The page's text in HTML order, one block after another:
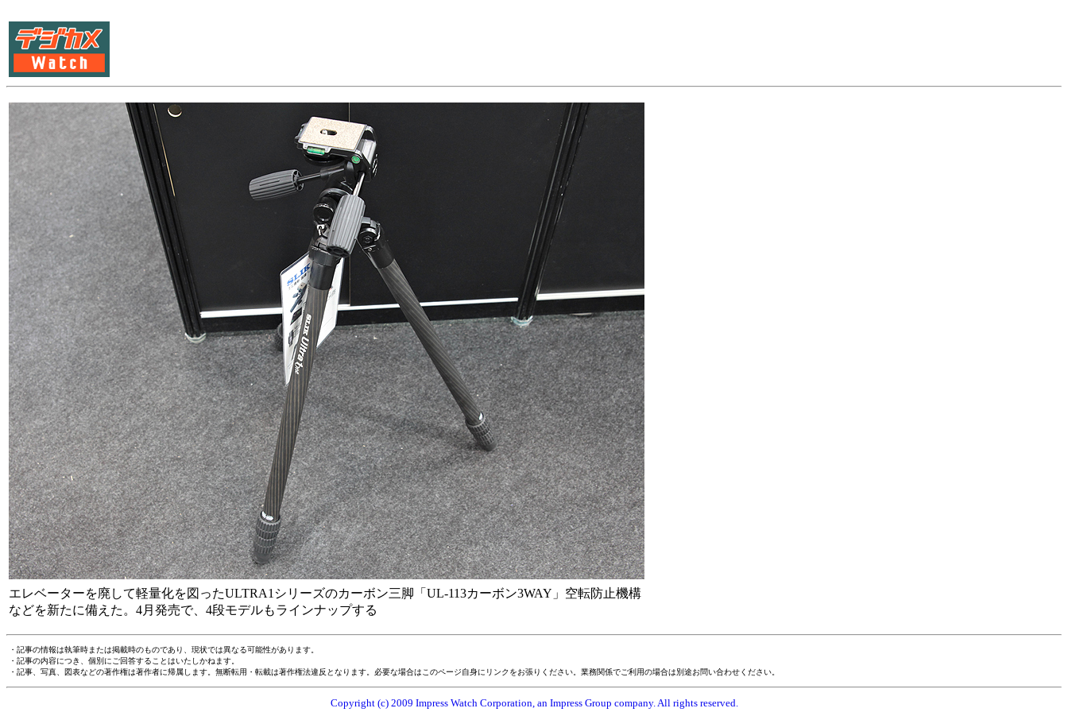
エレベーターを廃して軽量化を図ったULTRA1シリーズのカーボン三脚「UL-113カーボン3WAY」空転防止機構
などを新たに備えた。4月発売で、4段モデルもラインナップする
・記事の情報は執筆時または掲載時のものであり、現状では異なる可能性があります。
・記事の内容につき、個別にご回答することはいたしかねます。
・記事、写真、図表などの著作権は著作者に帰属します。無断転用・転載は著作権法違反となります。必要な場合はこのページ自身にリンクをお張りください。業務関係でご利用の場合は別途お問い合わせください。
Copyright (c) 2009 Impress Watch Corporation, an Impress Group company. All rights reserved.